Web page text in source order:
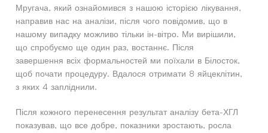
Мругача, який ознайомився з нашою історією лікування,
направив нас на аналізи, після чого повідомив, що в
нашому випадку можливо тільки ін-вітро. Ми вирішили,
що спробуємо ще один раз, востаннє. Після
завершення всіх формальностей ми поїхали в Білосток,
щоб почати процедуру. Вдалося отримати 8 яйцеклітин,
з яких 4 запліднили.
Після кожного перенесення результат аналізу бета-ХГЛ
показував, що все добре, показники зростають, росла